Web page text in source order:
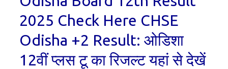
2025 Check Here CHSE
Odisha +2 Result: ओडिशा
12वीं प्लस टू का रिजल्ट यहां से देखें